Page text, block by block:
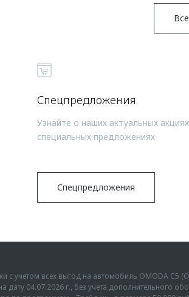
Спецпредложения
Узнайте о наших актуальных
специальных предложениях
Спецпредложения
с учетом всех выгод на автомобиль OMODA
дату 04.07.2026 г., без учета дополнительного